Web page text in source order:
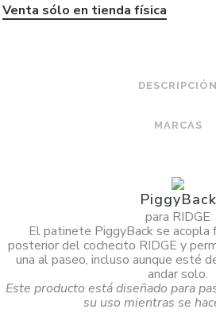
Venta sólo en tienda física
DESCRIPCIÓN
MARCAS
PiggyBack
para RIDGE
El patinete PiggyBack se acopla
posterior del cochecito RIDGE y
una al paseo, incluso aunque esté
andar solo.
Este producto está diseñado para
su uso mientras se